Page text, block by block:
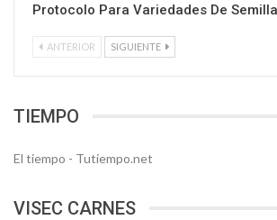
Protocolo Para Variedades De
ANTERIOR SIGUIENTE
TIEMPO
El tiempo - Tutiempo.net
VISEC CARNES